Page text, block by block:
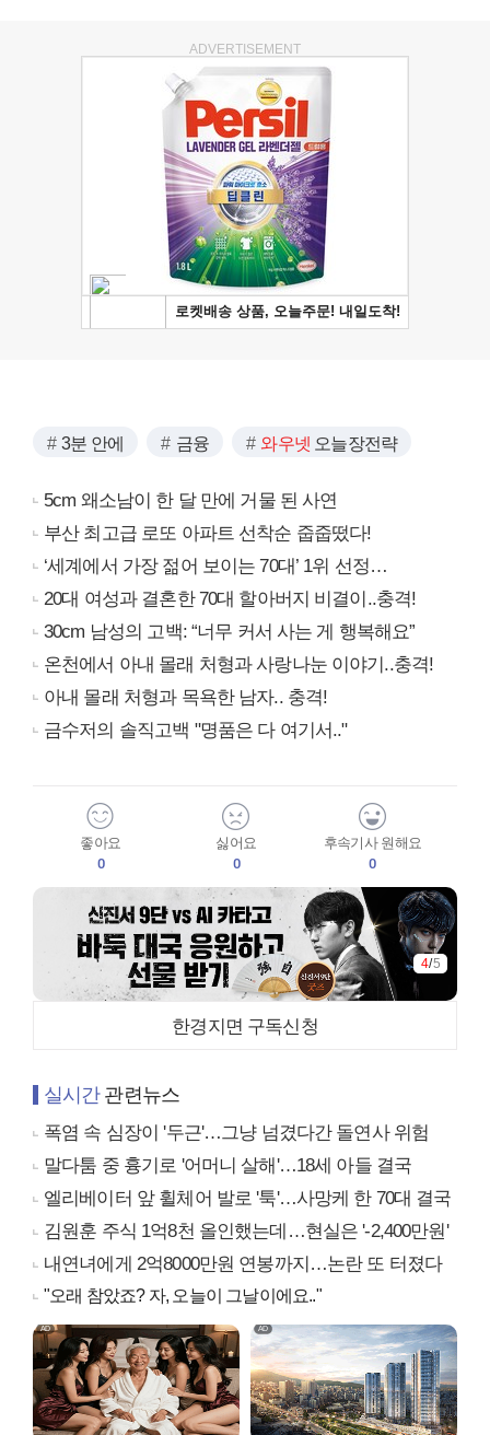
ADVERTISEMENT
3분 안에 금융 와우넷 오늘장전략
5cm 왜소남이 한 달 만에 거물 된 사연
부산 최고급 로또 아파트 선착순 줍줍떴다!
‘세계에서 가장 젊어 보이는 70대’ 1위 선정…
20대 여성과 결혼한 70대 할아버지 비결이..충격!
30cm 남성의 고백: “너무 커서 사는 게 행복해요”
온천에서 아내 몰래 처형과 사랑나눈 이야기..충격!
아내 몰래 처형과 목욕한 남자.. 충격!
금수저의 솔직고백 "명품은 다 여기서.."
좋아요
0
싫어요
0
후속기사 원해요
0
4/5
한경지면 구독신청
실시간관련뉴스
폭염 속 심장이 '두근'…그냥 넘겼다간 돌연사 위험
말다툼 중 흉기로 '어머니 살해'…18세 아들 결국
엘리베이터 앞 휠체어 발로 '툭'…사망케 한 70대 결국
김원훈 주식 1억8천 올인했는데…현실은 '-2,400만원'
내연녀에게 2억8000만원 연봉까지…논란 또 터졌다
"오래 참았죠? 자, 오늘이 그날이에요.."